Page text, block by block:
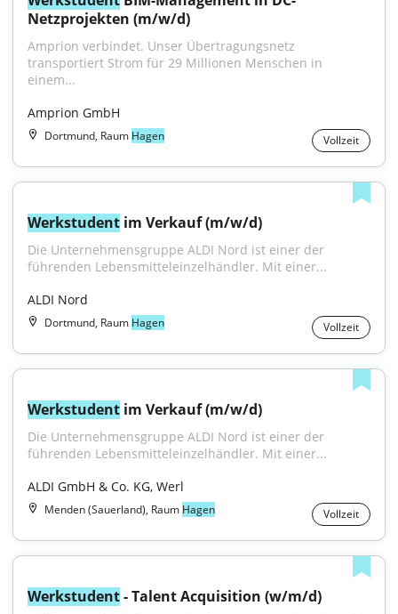
Netzprojekten (m/w/d)
Amprion verbindet. Unser Übertragungsnetz
transportiert Strom für 29 Millionen Menschen in
einem...
Amprion GmbH
Dortmund, Raum Hagen Vollzeit
Werkstudent im Verkauf (m/w/d)
Die Unternehmensgruppe ALDI Nord ist einer der
führenden Lebensmitteleinzelhändler. Mit einer...
ALDI Nord
Dortmund, Raum Hagen Vollzeit
Werkstudent im Verkauf (m/w/d)
Die Unternehmensgruppe ALDI Nord ist einer der
führenden Lebensmitteleinzelhändler. Mit einer...
ALDI GmbH & Co. KG, Werl
Menden (Sauerland), Raum Hagen Vollzeit
Werkstudent - Talent Acquisition (w/m/d)